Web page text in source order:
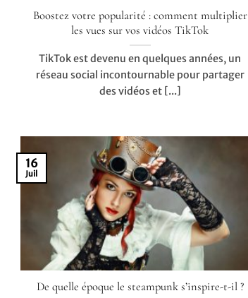
Boostez votre popularité : comment multiplier
les vues sur vos vidéos TikTok
TikTok est devenu en quelques années, un
réseau social incontournable pour partager
des vidéos et [...]
De quelle époque le steampunk s’inspire-t-il ?
16
Juil